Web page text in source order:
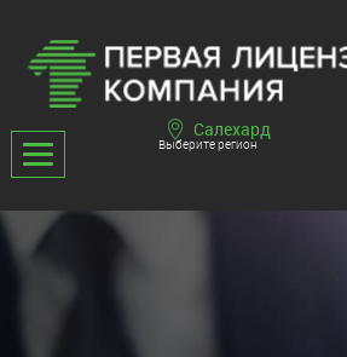
Салехард
Выберите регион